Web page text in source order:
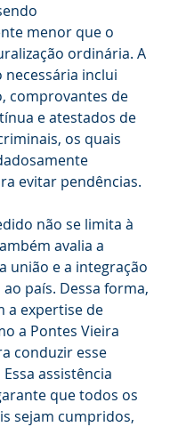
menor que o
ordinária. A
inclui
comprovantes de
e atestados de
os quais
evitar pendências.
não se limita à
avalia a
união e a integração
país. Dessa forma,
a expertise de
a Pontes Vieira
conduzir esse
assistência
que todos os
sejam cumpridos,